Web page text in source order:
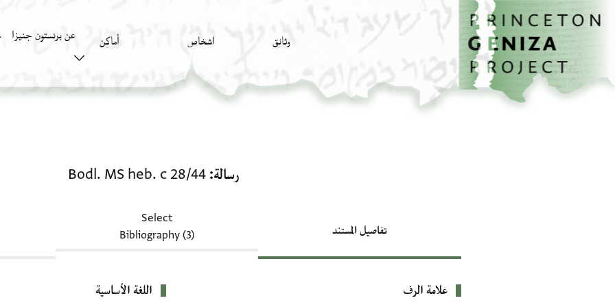
تخطي إلى المحتوى الرئيسي
الصفحة الرئيسية
وثائق اشخاص أَماكِن عن برنستون جنيزا
رسالة Bodl. MS heb. c 28/44
تفاصيل المستند
Select
Bibliography (3)
بيانات التعريف
علامة الرف اللغة الأساسية